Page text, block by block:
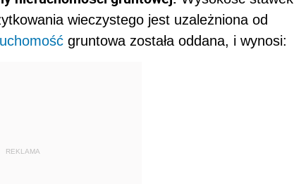
wieczystego jest uzależniona od
gruntowa została oddana, i wynosi:
REKLAMA